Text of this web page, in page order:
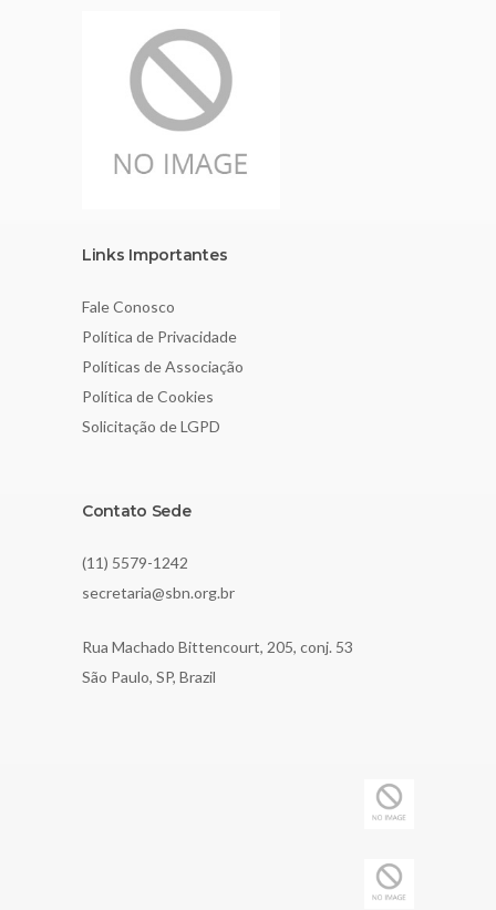
Links Importantes
Fale Conosco
Política de Privacidade
Políticas de Associação
Política de Cookies
Solicitação de LGPD
Contato Sede
(11) 5579-1242
secretaria@sbn.org.br
Rua Machado Bittencourt, 205, conj. 53
São Paulo, SP, Brazil